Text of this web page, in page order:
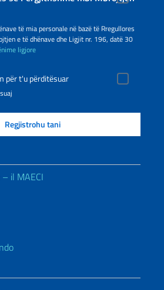
të mia personale në bazë të Rregullores
e të dhënave dhe Ligjit nr. 196, datë 30
ligjore
për t'u përditësuar
il MAECI